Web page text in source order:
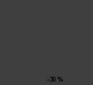
-30 %